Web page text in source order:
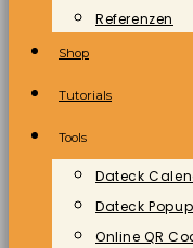
Referenzen
Shop
Tutorials
Tools
Dateck
Dateck
Online QR